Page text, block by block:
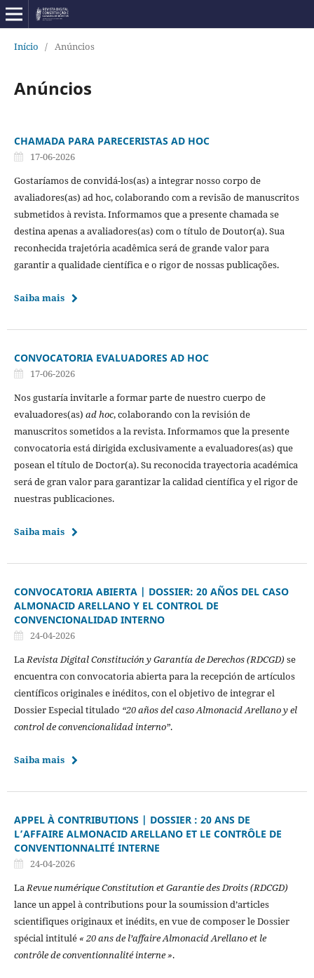
Início / Anúncios
Anúncios
CHAMADA PARA PARECERISTAS AD HOC
17-06-2026
Gostaríamos de convidá-los(as) a integrar nosso corpo de
avaliadores(as) ad hoc, colaborando com a revisão de manuscritos
submetidos à revista. Informamos que a presente chamada se
destina apenas a avaliadores(as) com o título de Doutor(a). Sua
reconhecida trajetória acadêmica será de grande valor para
garantir a qualidade científica e o rigor de nossas publicações.
Saiba mais
CONVOCATORIA EVALUADORES AD HOC
17-06-2026
Nos gustaría invitarle a formar parte de nuestro cuerpo de
evaluadores(as) ad hoc, colaborando con la revisión de
manuscritos sometidos a la revista. Informamos que la presente
convocatoria está dirigida exclusivamente a evaluadores(as) que
posean el título de Doctor(a). Su reconocida trayectoria académica
será de gran valor para garantizar la calidad científica y el rigor de
nuestras publicaciones.
Saiba mais
CONVOCATORIA ABIERTA | DOSSIER: 20 AÑOS DEL CASO
ALMONACID ARELLANO Y EL CONTROL DE
CONVENCIONALIDAD INTERNO
24-04-2026
LaRevista Digital Constitución y Garantía de Derechos (RDCGD) se
encuentra con convocatoria abierta para la recepción de artículos
científicos originales e inéditos, con el objetivo de integrar el
Dossier Especial titulado “20 años del caso Almonacid Arellano y el
control de convencionalidad interno”.
Saiba mais
APPEL À CONTRIBUTIONS | DOSSIER : 20 ANS DE
L’AFFAIRE ALMONACID ARELLANO ET LE CONTRÔLE DE
CONVENTIONNALITÉ INTERNE
24-04-2026
LaRevue numérique Constitution et Garantie des Droits (RDCGD)
lance un appel à contributions pour la soumission d’articles
scientifiques originaux et inédits, en vue de composer le Dossier
spécial intitulé « 20 ans de l’affaire Almonacid Arellano et le
contrôle de conventionnalité interne ».